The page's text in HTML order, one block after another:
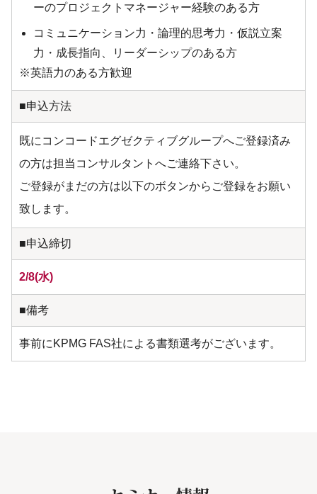
ーのプロジェクトマネージャー経験のある方
コミュニケーション力・論理的思考力・仮説立案
力・成長指向、リーダーシップのある方
※英語力のある方歓迎
■申込方法
既にコンコードエグゼクティブグループへご登録済み
の方は担当コンサルタントへご連絡下さい。
ご登録がまだの方は以下のボタンからご登録をお願い
致します。
■申込締切
2/8(水)
■備考
事前にKPMG FAS社による書類選考がございます。